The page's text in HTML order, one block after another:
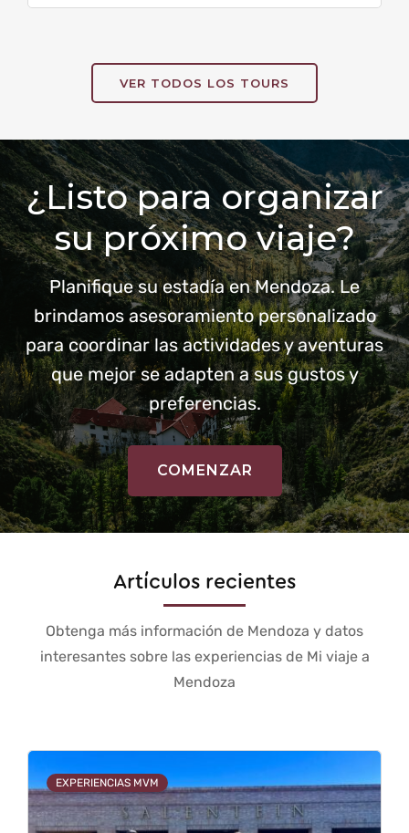
VER TODOS LOS TOURS
¿Listo para organizar
su próximo viaje?
Planifique su estadía en Mendoza. Le
brindamos asesoramiento personalizado
para coordinar las actividades y aventuras
que mejor se adapten a sus gustos y
preferencias.
COMENZAR
Artículos recientes
Obtenga más información de Mendoza y datos
interesantes sobre las experiencias de Mi viaje a
Mendoza
EXPERIENCIAS MVM